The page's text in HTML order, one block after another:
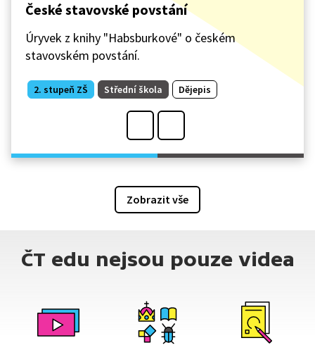
České stavovské povstání
Úryvek z knihy "Habsburkové" o českém
stavovském povstání.
2. stupeň ZŠ Střední škola Dějepis
Zobrazit vše
ČT edu nejsou pouze videa